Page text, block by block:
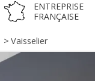
ENTREPRISE
FRANÇAISE
> Vaisselier